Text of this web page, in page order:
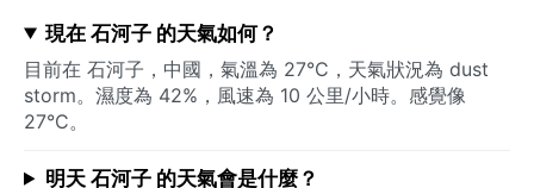
現在 石河子 的天氣如何？
目前在 石河子，中國，氣溫為 27°C，天氣狀況為 dust
storm。濕度為 42%，風速為 10 公里/小時。感覺像
27°C。
明天 石河子 的天氣會是什麼？